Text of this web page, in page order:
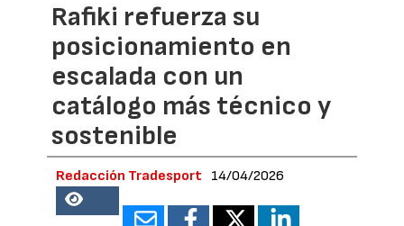
Rafiki refuerza su
posicionamiento en
escalada con un
catálogo más técnico y
sostenible
Redacción Tradesport 14/04/2026
21184